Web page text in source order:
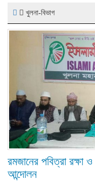
খুলনা-বিভাগ
রমজানের পবিত্রা রক্ষা ও
আন্দোলন